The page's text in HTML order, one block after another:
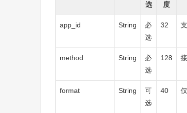
选
度
app_id String
必
选
32
method String
必
选
128
format String
可
选
40